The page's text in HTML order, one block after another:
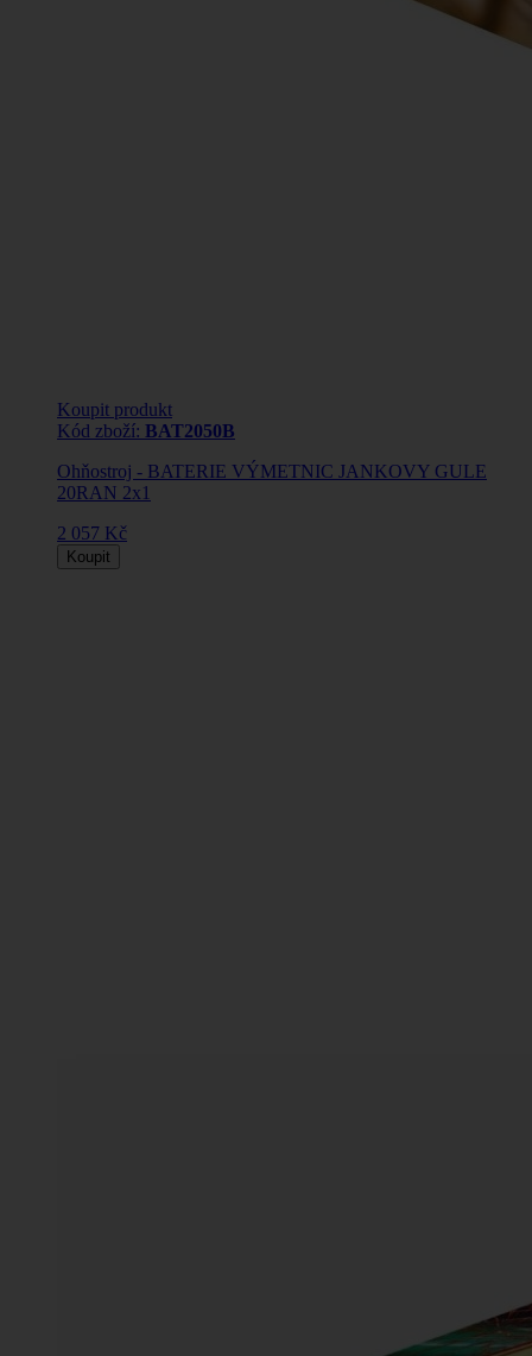
Koupit produkt
Kód zboží: BAT2050B
Ohňostroj - BATERIE VÝMETNIC JANKOVY GULE
20RAN 2x1
2 057 Kč
Koupit